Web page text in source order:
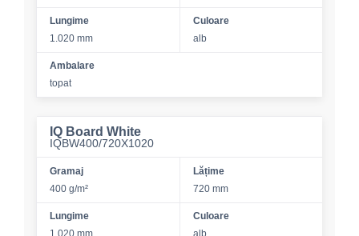
Lungime
1.020 mm
Culoare
alb
Ambalare
topat
IQ Board White
IQBW400/720X1020
Gramaj
400 g/m²
Lățime
720 mm
Lungime
1.020 mm
Culoare
alb